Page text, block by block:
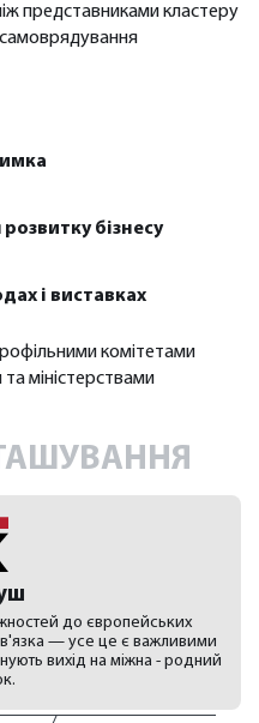
представниками кластеру
бізнесу
і виставках
комітетами
міністерствами
до європейських
— усе це є важливими
вихід на міжна - родний